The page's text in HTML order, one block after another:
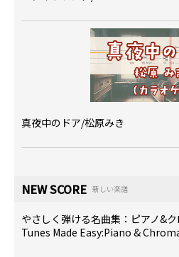
真夜中のドア/松原みき
NEW SCORE 新しい楽譜
やさしく弾ける名曲集：ピアノ&
Tunes Made Easy:Piano &